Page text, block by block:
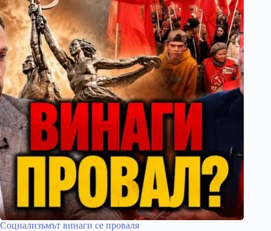
Социализъмът винаги се проваля